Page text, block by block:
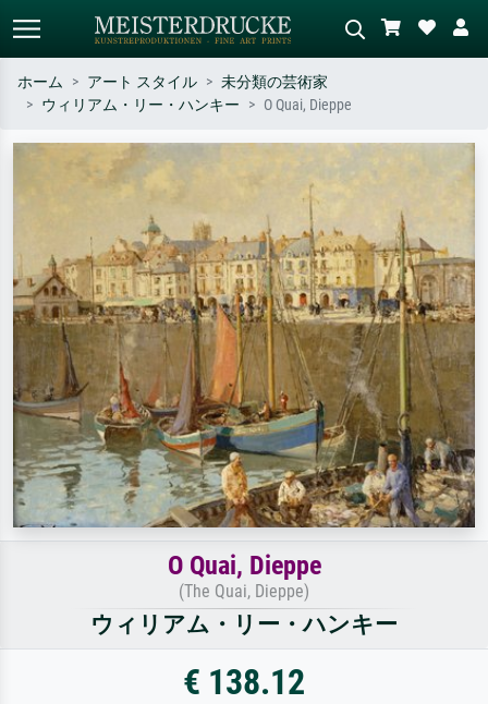
作家名・作品名・スタイルで検索
– 例：モネ、星月夜、印象派、北
斎の波、ヌード。
緑の草原、赤の多い抽象画、暗い
油絵、木のそばの立ち姿のヌー
ホーム アート スタイル
未分類の芸術家
ウィリアム・リー・ハンキー
O Quai, Dieppe
O Quai, Dieppe
(The Quai, Dieppe)
ウィリアム・リー・ハンキー
€ 138.12